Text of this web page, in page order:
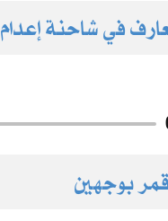
في شاحنة إعدام
قمر بوجهين